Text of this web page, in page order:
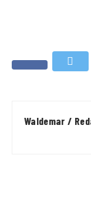
Waldemar /